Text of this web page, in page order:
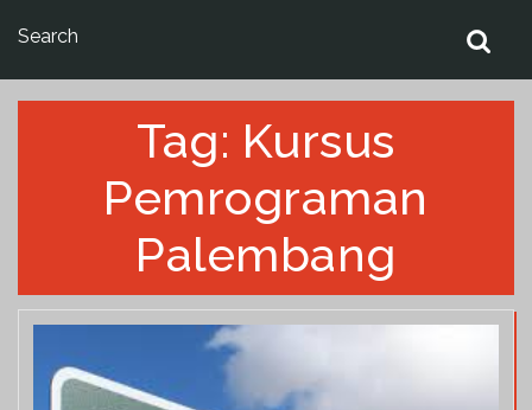
Tag: Kursus
Pemrograman
Palembang